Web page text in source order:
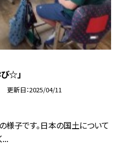
☆」
更新日 2025/04/11
様子です。日本の国土について
...